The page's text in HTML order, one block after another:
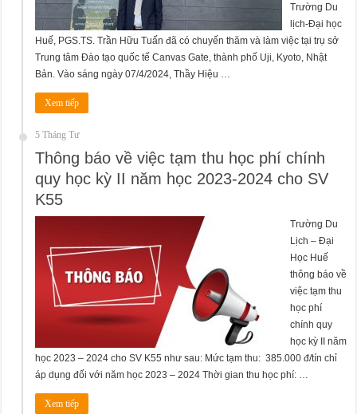
Trường Du
lịch-Đại học
Huế, PGS.TS. Trần Hữu Tuấn đã có chuyến thăm và làm việc tại trụ sở
Trung tâm Đào tạo quốc tế Canvas Gate, thành phố Uji, Kyoto, Nhật
Bản. Vào sáng ngày 07/4/2024, Thầy Hiệu …
Xem tiếp
5 Tháng Tư
Thông báo về việc tạm thu học phí chính
quy học kỳ II năm học 2023-2024 cho SV
K55
Trường Du
Lịch – Đại
Học Huế
thông báo về
việc tạm thu
học phí
chính quy
học kỳ II năm
học 2023 – 2024 cho SV K55 như sau: Mức tạm thu: 385.000 đ/tín chỉ
áp dụng đối với năm học 2023 – 2024 Thời gian thu học phí: …
Xem tiếp